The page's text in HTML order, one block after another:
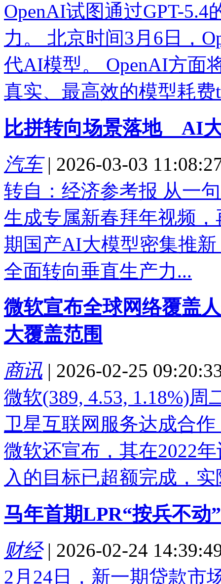
OpenAI试图通过GPT-
力。 北京时间3月6日，
代AI模型。 OpenAI方面
真实、最高效的模型耗费
比拼转向场景落地 AI
汽车| 2026-03-03
转自：经济参考报 从一
生成专属新春拜年视频
期国产AI大模型密集推
全面转向垂直生产力...
微软宣布全球网络覆盖
大覆盖范围
商讯 | 2026-02-25
微软(389, 4.53, 1.18%)周
卫星互联网服务达成合
微软还宣布，其在2022
入的目标已超额完成，实
马年首期LPR“按兵不动
财经| 2026-02-24
2月24日，新一期贷款市